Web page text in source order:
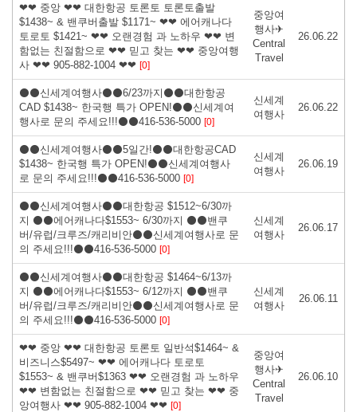
❤❤ 중앙 ❤❤ 대한항공 토론토 토론토출발
$1438~ & 밴쿠버출발 $1171~ ❤❤ 에어캐나다
토로토 $1421~ ❤❤ 오랜경험 과 노하우 ❤❤ 변
함없는 친절함으로 ❤❤ 믿고 찾는 ❤❤ 중앙여행
사 ❤❤ 905-882-1004 ❤❤ [0]
중앙여
행사✈
Central
Travel
26.06.22
⚫⚫신세계여행사⚫⚫6/23까지⚫⚫대한항공
CAD $1438~ 한국행 특가 OPEN!⚫⚫신세계여
행사로 문의 주세요!!!⚫⚫416-536-5000 [0]
신세계
여행사
26.06.22
⚫⚫신세계여행사⚫⚫5일간!⚫⚫대한항공CAD
$1438~ 한국행 특가 OPEN!⚫⚫신세계여행사
로 문의 주세요!!!⚫⚫416-536-5000 [0]
신세계
여행사
26.06.19
⚫⚫신세계여행사⚫⚫대한항공 $1512~6/30까
지 ⚫⚫에어캐나다$1553~ 6/30까지 ⚫⚫밴쿠
버/유럽/크루즈/캐리비안⚫⚫신세계여행사로 문
의 주세요!!!⚫⚫416-536-5000 [0]
신세계
여행사
26.06.17
⚫⚫신세계여행사⚫⚫대한항공 $1464~6/13까
지 ⚫⚫에어캐나다$1553~ 6/12까지 ⚫⚫밴쿠
버/유럽/크루즈/캐리비안⚫⚫신세계여행사로 문
의 주세요!!!⚫⚫416-536-5000 [0]
신세계
여행사
26.06.11
❤❤ 중앙 ❤❤ 대한항공 토론토 일반석$1464~ &
비즈니스$5497~ ❤❤ 에어캐나다 토로토
$1553~ & 밴쿠버$1363 ❤❤ 오랜경험 과 노하우
❤❤ 변함없는 친절함으로 ❤❤ 믿고 찾는 ❤❤ 중
앙여행사 ❤❤ 905-882-1004 ❤❤ [0]
중앙여
행사✈
Central
Travel
26.06.10